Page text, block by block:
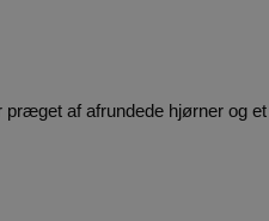
af afrundede hjørner og